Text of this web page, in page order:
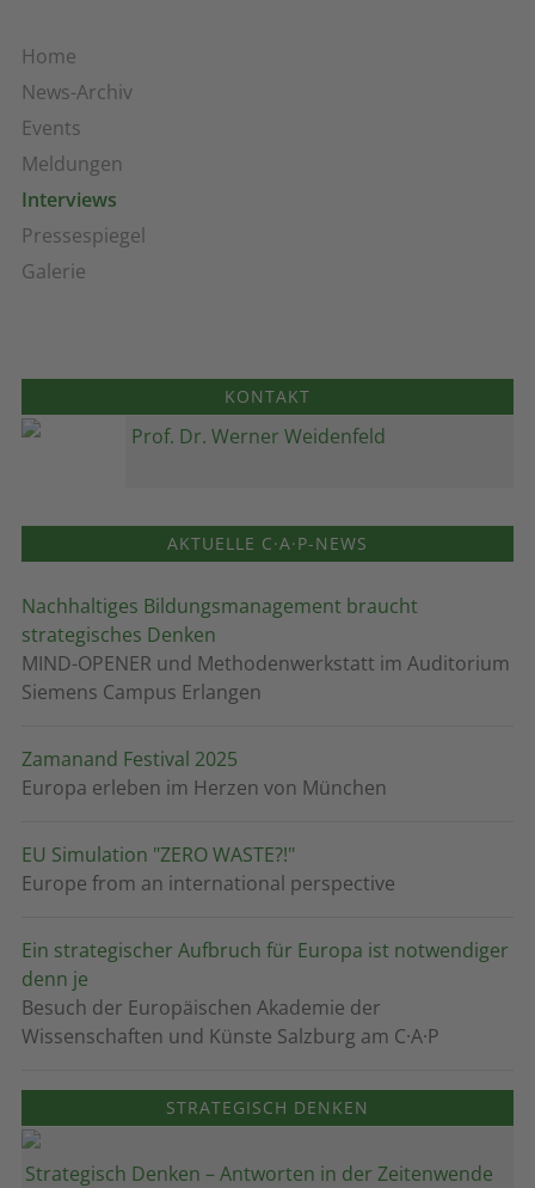
Home
News-Archiv
Events
Meldungen
Interviews
Pressespiegel
Galerie
KONTAKT
Prof. Dr. Werner Weidenfeld
AKTUELLE C·A·P-NEWS
Nachhaltiges Bildungsmanagement braucht
strategisches Denken
MIND-OPENER und Methodenwerkstatt im Auditorium
Siemens Campus Erlangen
Zamanand Festival 2025
Europa erleben im Herzen von München
EU Simulation "ZERO WASTE?!"
Europe from an international perspective
Ein strategischer Aufbruch für Europa ist notwendiger
denn je
Besuch der Europäischen Akademie der
Wissenschaften und Künste Salzburg am C·A·P
STRATEGISCH DENKEN
Strategisch Denken – Antworten in der Zeitenwende